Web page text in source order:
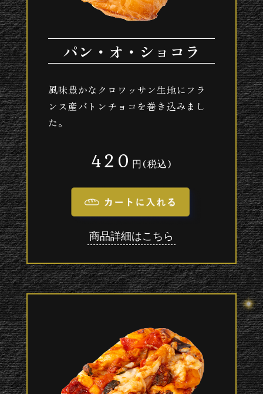
パン・オ・ショコラ
風味豊かなクロワッサン生地にフラ
ンス産バトンチョコを巻き込みまし
た。
420 円(税込)
商品詳細はこちら